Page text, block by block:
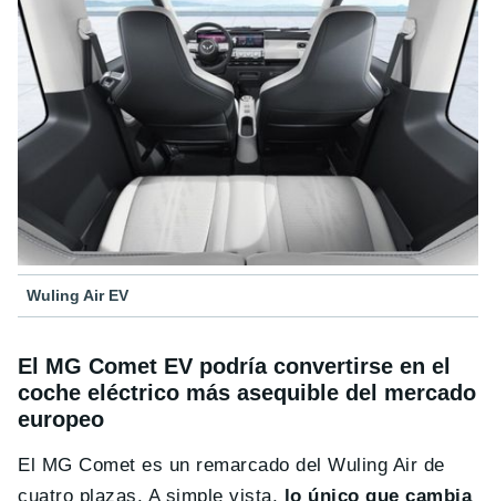
Wuling Air EV
El MG Comet EV podría convertirse en el
coche eléctrico más asequible del mercado
europeo
El MG Comet es un remarcado del Wuling Air de
cuatro plazas. A simple vista, lo único que cambia